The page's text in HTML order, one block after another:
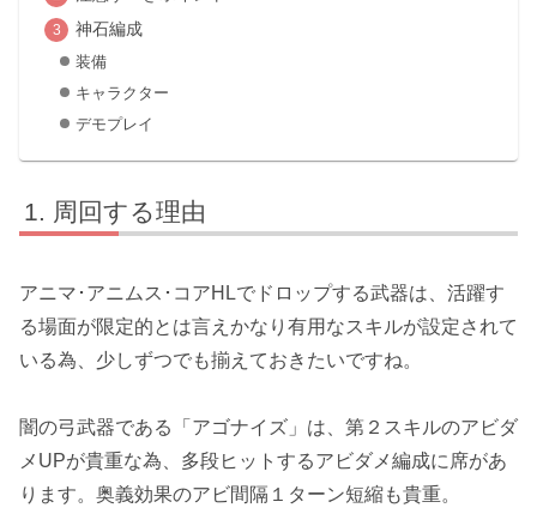
神石編成
装備
キャラクター
デモプレイ
周回する理由
アニマ･アニムス･コアHLでドロップする武器は、活躍す
る場面が限定的とは言えかなり有用なスキルが設定されて
いる為、少しずつでも揃えておきたいですね。
闇の弓武器である「 アゴナイズ 」は、第２スキルのアビダ
メUPが貴重な為、多段ヒットするアビダメ編成に席があ
ります。奥義効果のアビ間隔１ターン短縮も貴重。